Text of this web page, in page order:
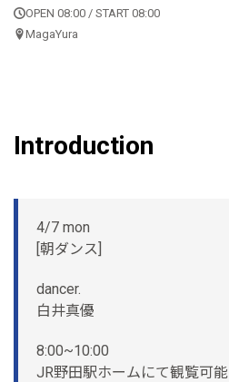
OPEN 08:00 / START 08:00
MagaYura
Introduction
4/7 mon
[朝ダンス]
dancer.
白井真優
8:00~10:00
JR野田駅ホームにて観覧可能